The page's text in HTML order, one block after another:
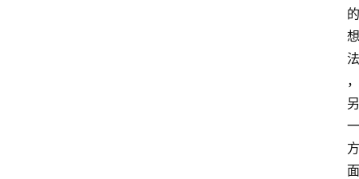
的
想
法
，
另
一
方
面